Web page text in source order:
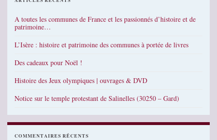
A toutes les communes de France et les passionnés d’histoire et de
patrimoine…
L’Isère : histoire et patrimoine des communes à portée de livres
Des cadeaux pour Noël !
Histoire des Jeux olympiques | ouvrages & DVD
Notice sur le temple protestant de Salinelles (30250 – Gard)
COMMENTAIRES RÉCENTS